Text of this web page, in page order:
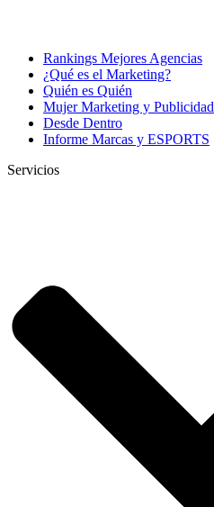
Rankings Mejores Agencias
¿Qué es el Marketing?
Quién es Quién
Mujer Marketing y Publicidad
Desde Dentro
Informe Marcas y ESPORTS
Servicios